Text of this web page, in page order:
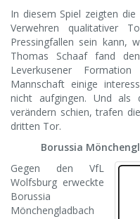
In diesem Spiel zeigten
Verwehren qualitativer
Pressingfallen sein kann,
Thomas Schaaf fand
Leverkusener
Mannschaft einige
nicht aufgingen. Und als
verändern schien, trafen
dritten Tor.
Borussia
Gegen den VfL
Wolfsburg erweckte
Borussia
Mönchengladbach